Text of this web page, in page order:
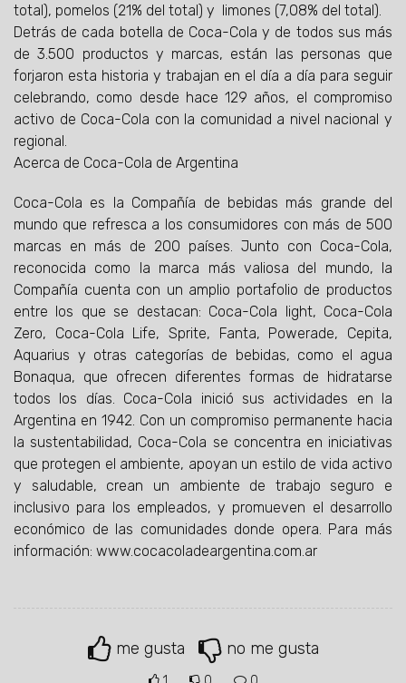
total), pomelos (21% del total) y limones (7,08% del total).
Detrás de cada botella de Coca-Cola y de todos sus más
de 3.500 productos y marcas, están las personas que
forjaron esta historia y trabajan en el día a día para seguir
celebrando, como desde hace 129 años, el compromiso
activo de Coca-Cola con la comunidad a nivel nacional y
regional.
Acerca de Coca-Cola de Argentina
Coca-Cola es la Compañía de bebidas más grande del
mundo que refresca a los consumidores con más de 500
marcas en más de 200 países. Junto con Coca-Cola,
reconocida como la marca más valiosa del mundo, la
Compañía cuenta con un amplio portafolio de productos
entre los que se destacan: Coca-Cola light, Coca-Cola
Zero, Coca-Cola Life, Sprite, Fanta, Powerade, Cepita,
Aquarius y otras categorías de bebidas, como el agua
Bonaqua, que ofrecen diferentes formas de hidratarse
todos los días. Coca-Cola inició sus actividades en la
Argentina en 1942. Con un compromiso permanente hacia
la sustentabilidad, Coca-Cola se concentra en iniciativas
que protegen el ambiente, apoyan un estilo de vida activo
y saludable, crean un ambiente de trabajo seguro e
inclusivo para los empleados, y promueven el desarrollo
económico de las comunidades donde opera. Para más
información: www.cocacoladeargentina.com.ar
me gusta no me gusta